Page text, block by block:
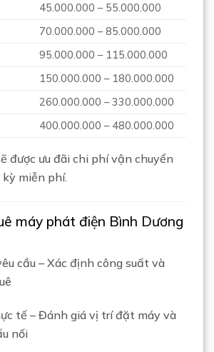
45.000.000 – 55.000.000
70.000.000 – 85.000.000
95.000.000 – 115.000.000
150.000.000 – 180.000.000
260.000.000 – 330.000.000
400.000.000 – 480.000.000
được ưu đãi chi phí vận chuyển
miễn phí.
máy phát điện Bình Dương
cầu – Xác định công suất và
tế – Đánh giá vị trí đặt máy và
nối